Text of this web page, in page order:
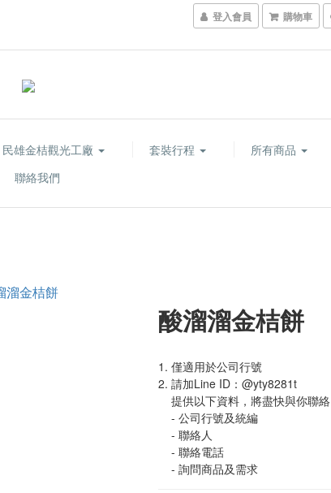
登入會員 購物車
民雄金桔觀光工廠 套裝行程 所有商品
聯絡我們
酸溜溜金桔餅
1. 僅適用於公司行號
2. 請加Line ID：@yty8281t
    提供以下資料，將盡快與你聯絡
    - 公司行號及統編
    - 聯絡人
    - 聯絡電話
    - 詢問商品及需求